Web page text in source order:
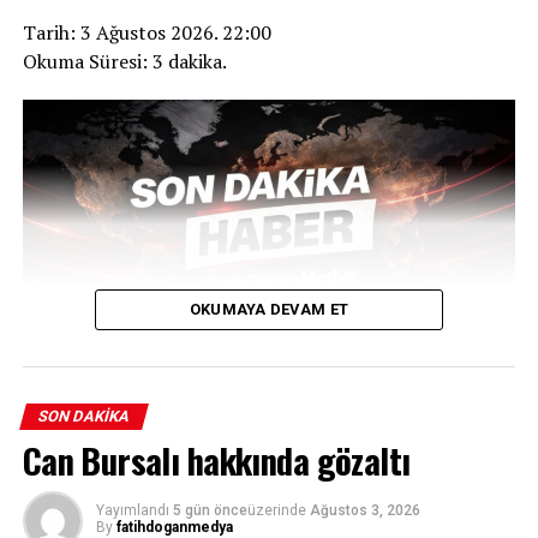
Tarih: 3 Ağustos 2026. 22:00
Okuma Süresi: 3 dakika.
Son dakika gelişmesiyle birlikte Türk basınında yeni bir
şok dalgası yaşanıyor. İstanbul Cumhuriyet Başsavcılığı
OKUMAYA DEVAM ET
SON DAKIKA
Can Bursalı hakkında gözaltı
Yayımlandı 5 gün önceüzerinde Ağustos 3, 2026
By fatihdoganmedya